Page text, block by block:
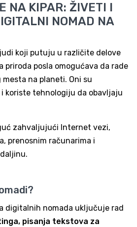
NA KIPAR: ŽIVETI I
NOMAD NA
koji putuju u različite delove
priroda posla omogućava da rade
mesta na planeti. Oni su
i koriste tehnologiju da obavljaju
zahvaljujući Internet vezi,
prenosnim računarima i
digitalnih nomada uključuje rad
pisanja tekstova za